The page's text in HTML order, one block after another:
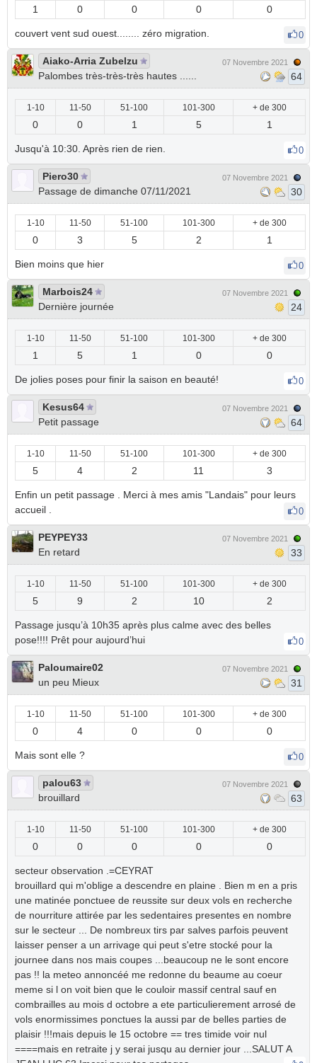
1 0 0 0 0
couvert vent sud ouest........ zéro migration. 0
Aiako-Arria Zubelzu
Palombes très-très-très hautes ......
07 Novembre 2021
64
1-10 11-50 51-100 101-300 + de 300
0 0 1 5 1
Jusqu'à 10:30. Après rien de rien. 0
Piero30
Passage de dimanche 07/11/2021
07 Novembre 2021
30
1-10 11-50 51-100 101-300 + de 300
0 3 5 2 1
Bien moins que hier 0
Marbois24
Dernière journée
07 Novembre 2021
24
1-10 11-50 51-100 101-300 + de 300
1 5 1 0 0
De jolies poses pour finir la saison en beauté! 0
Kesus64
Petit passage
07 Novembre 2021
64
1-10 11-50 51-100 101-300 + de 300
5 4 2 11 3
Enfin un petit passage . Merci à mes amis "Landais" pour leurs
accueil .
0
PEYPEY33
En retard
07 Novembre 2021
33
1-10 11-50 51-100 101-300 + de 300
5 9 2 10 2
Passage jusqu’à 10h35 après plus calme avec des belles
pose!!!! Prêt pour aujourd’hui
0
Paloumaire02
un peu Mieux
07 Novembre 2021
31
1-10 11-50 51-100 101-300 + de 300
0 4 0 0 0
Mais sont elle ? 0
palou63
brouillard
07 Novembre 2021
63
1-10 11-50 51-100 101-300 + de 300
0 0 0 0 0
secteur observation .=CEYRAT
brouillard qui m'oblige a descendre en plaine . Bien m en a pris
une matinée ponctuee de reussite sur deux vols en recherche
de nourriture attirée par les sedentaires presentes en nombre
sur le secteur ... De nombreux tirs par salves parfois peuvent
laisser penser a un arrivage qui peut s'etre stocké pour la
journee dans nos mais coupes ...beaucoup ne le sont encore
pas !! la meteo annoncéé me redonne du beaume au coeur
meme si l on voit bien que le couloir massif central sauf en
combrailles au mois d octobre a ete particulierement arrosé de
vols enormissimes ponctues la aussi par de belles parties de
plaisir !!!mais depuis le 15 octobre == tres timide voir nul
====mais en retraite j y serai jusqu au dernier jour ...SALUT A